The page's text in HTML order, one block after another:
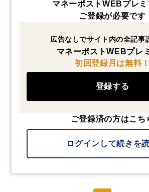
マネーポストWEBプレミ
ご登録が必要です
広告なしでサイト内の全記事
マネーポストWEBプレ
初回登録月は無料！
登録する
ご登録済の方はこち
ログインして続きを